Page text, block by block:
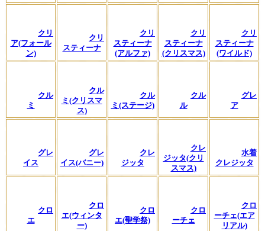
クリ
ア(フォール
ン)
クリ
スティーナ
クリ
スティーナ
(アルファ)
クリ
スティーナ
(クリスマス)
クリ
スティーナ
(ワイルド)
クル
ミ
クル
ミ(クリスマ
ス)
クル
ミ(ステージ)
クル
ル
グレ
ア
グレ
イス
グレ
イス(バニー)
クレ
ジッタ
クレ
ジッタ(クリ
スマス)
水着
クレジッタ
クロ
エ
クロ
エ(ウィンタ
ー)
クロ
エ(聖学祭)
クロ
ーチェ
クロ
ーチェ(エア
リアル)